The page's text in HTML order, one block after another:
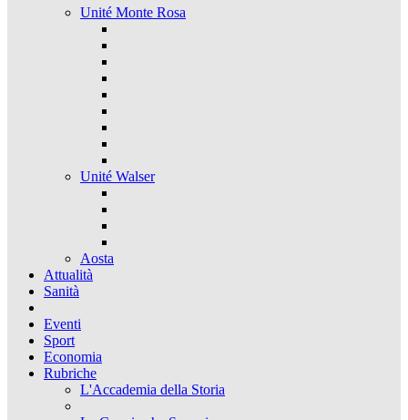
Unité Monte Rosa
Unité Walser
Aosta
Attualità
Sanità
Eventi
Sport
Economia
Rubriche
L'Accademia della Storia